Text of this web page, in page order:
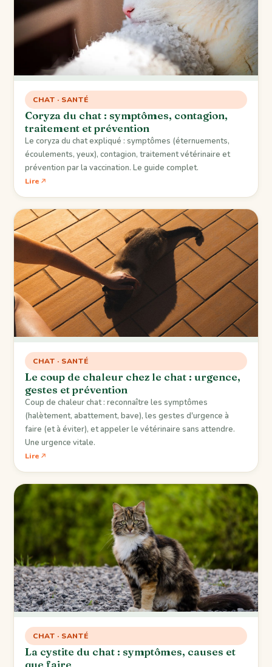
CHAT · SANTÉ
Coryza du chat : symptômes, contagion,
traitement et prévention
Le coryza du chat expliqué : symptômes (éternuements,
écoulements, yeux), contagion, traitement vétérinaire et
prévention par la vaccination. Le guide complet.
Lire
CHAT · SANTÉ
Le coup de chaleur chez le chat : urgence,
gestes et prévention
Coup de chaleur chat : reconnaître les symptômes
(halètement, abattement, bave), les gestes d'urgence à
faire (et à éviter), et appeler le vétérinaire sans attendre.
Une urgence vitale.
Lire
CHAT · SANTÉ
La cystite du chat : symptômes, causes et
que faire